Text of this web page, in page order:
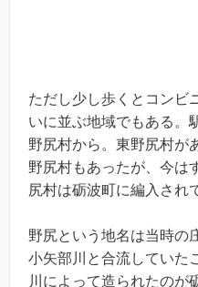
ただし少し歩くとコンビ
いに並ぶ地域でもある。
野尻村から。東野尻村が
野尻村もあったが、今は
尻村は砺波町に編入され
野尻という地名は当時の
小矢部川と合流していた
川によって造られたのが